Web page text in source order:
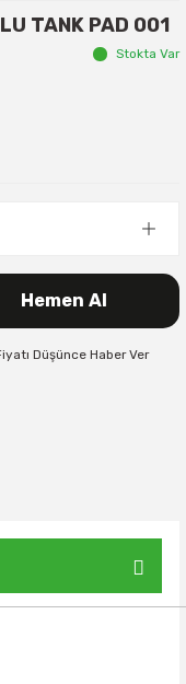
TANK PAD 001
Stokta Var
Hemen Al
Düşünce Haber Ver